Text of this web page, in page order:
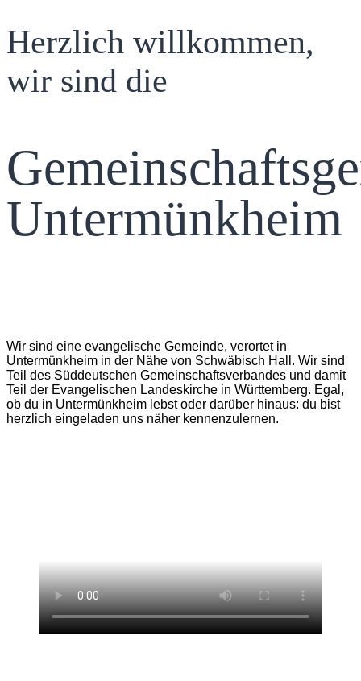
Herzlich willkommen,
wir sind die
Untermünkheim
Wir sind eine evangelische Gemeinde, verortet in
Untermünkheim in der Nähe von Schwäbisch Hall. Wir sind
Teil des Süddeutschen Gemeinschaftsverbandes und damit
Teil der Evangelischen Landeskirche in Württemberg. Egal,
ob du in Untermünkheim lebst oder darüber hinaus: du bist
herzlich eingeladen uns näher kennenzulernen.